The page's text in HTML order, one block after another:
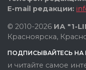
E-mail редакции:
© 2010-2026 ИА "1-
Красноярска,
ПОДПИСЫВАЙТЕСЬ НА
и читайте самое